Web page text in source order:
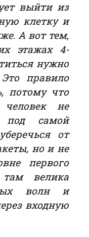
выйти из
клетку и
А вот тем,
этажах 4-
нужно
правило
потому что
не
под самой
от
но и не
первого
велика
волн и
входную